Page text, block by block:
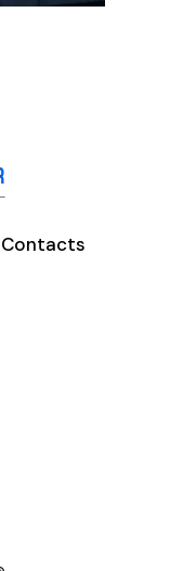
Contacts